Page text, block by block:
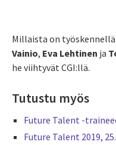
Millaista on
Vainio, Eva Lehtinen ja
he viihtyvät CGI:llä.
Tutustu myös
Future Talent -
Future Talent 2019,